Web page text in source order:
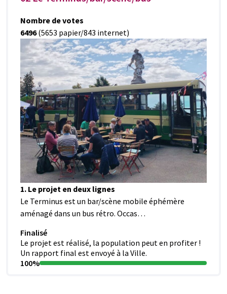
Nombre de votes
6496(5653 papier/843 internet)
1. Le projet en deux lignes
Le Terminus est un bar/scène mobile éphémère
aménagé dans un bus rétro. Occas…
Finalisé
Le projet est réalisé, la population peut en profiter !
Un rapport final est envoyé à la Ville.
100%